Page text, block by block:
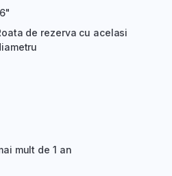
de rezerva cu acelasi
mult de 1 an